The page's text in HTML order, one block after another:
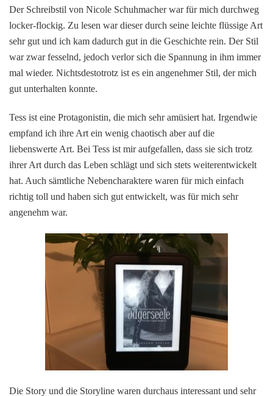
Der Schreibstil von Nicole Schuhmacher war für mich durchweg
locker-flockig. Zu lesen war dieser durch seine leichte flüssige Art
sehr gut und ich kam dadurch gut in die Geschichte rein. Der Stil
war zwar fesselnd, jedoch verlor sich die Spannung in ihm immer
mal wieder. Nichtsdestotrotz ist es ein angenehmer Stil, der mich
gut unterhalten konnte.
Tess ist eine Protagonistin, die mich sehr amüsiert hat. Irgendwie
empfand ich ihre Art ein wenig chaotisch aber auf die
liebenswerte Art. Bei Tess ist mir aufgefallen, dass sie sich trotz
ihrer Art durch das Leben schlägt und sich stets weiterentwickelt
hat. Auch sämtliche Nebencharaktere waren für mich einfach
richtig toll und haben sich gut entwickelt, was für mich sehr
angenehm war.
Die Story und die Storyline waren durchaus interessant und sehr